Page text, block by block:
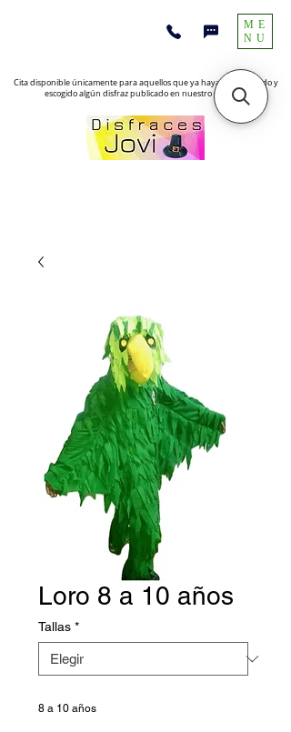
Cita disponible únicamente para aquellos que ya hayan encontrado y
escogido algún disfraz publicado en nuestro sitio web
ME
NU
Loro 8 a 10 años
Tallas *
8 a 10 años